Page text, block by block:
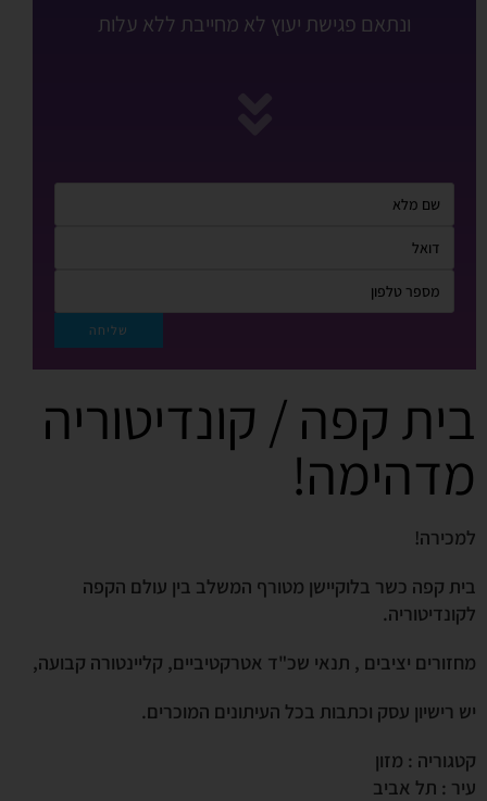
ונתאם פגישת יעוץ לא מחייבת ללא עלות
בית קפה / קונדיטוריה
מדהימה!
למכירה!
בית קפה כשר בלוקיישן מטורף המשלב בין עולם הקפה
לקונדיטוריה.
מחזורים יציבים , תנאי שכ"ד אטרקטיביים, קליינטורה קבועה,
יש רישיון עסק וכתבות בכל העיתונים המוכרים.
קטגוריה : מזון
עיר : תל אביב